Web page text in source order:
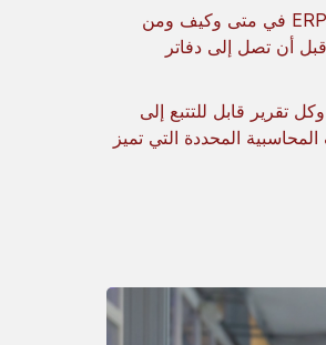
تتيح الأدوات المستقلة تسجيل القيود المحاسبية فقط، بينما يتحكم نظام المحاسبة المعتمد على ERP في متى وكيف ومن
أن تصل إلى دفاتر
تقرير قابل للتتبع إلى
المحددة التي تميز